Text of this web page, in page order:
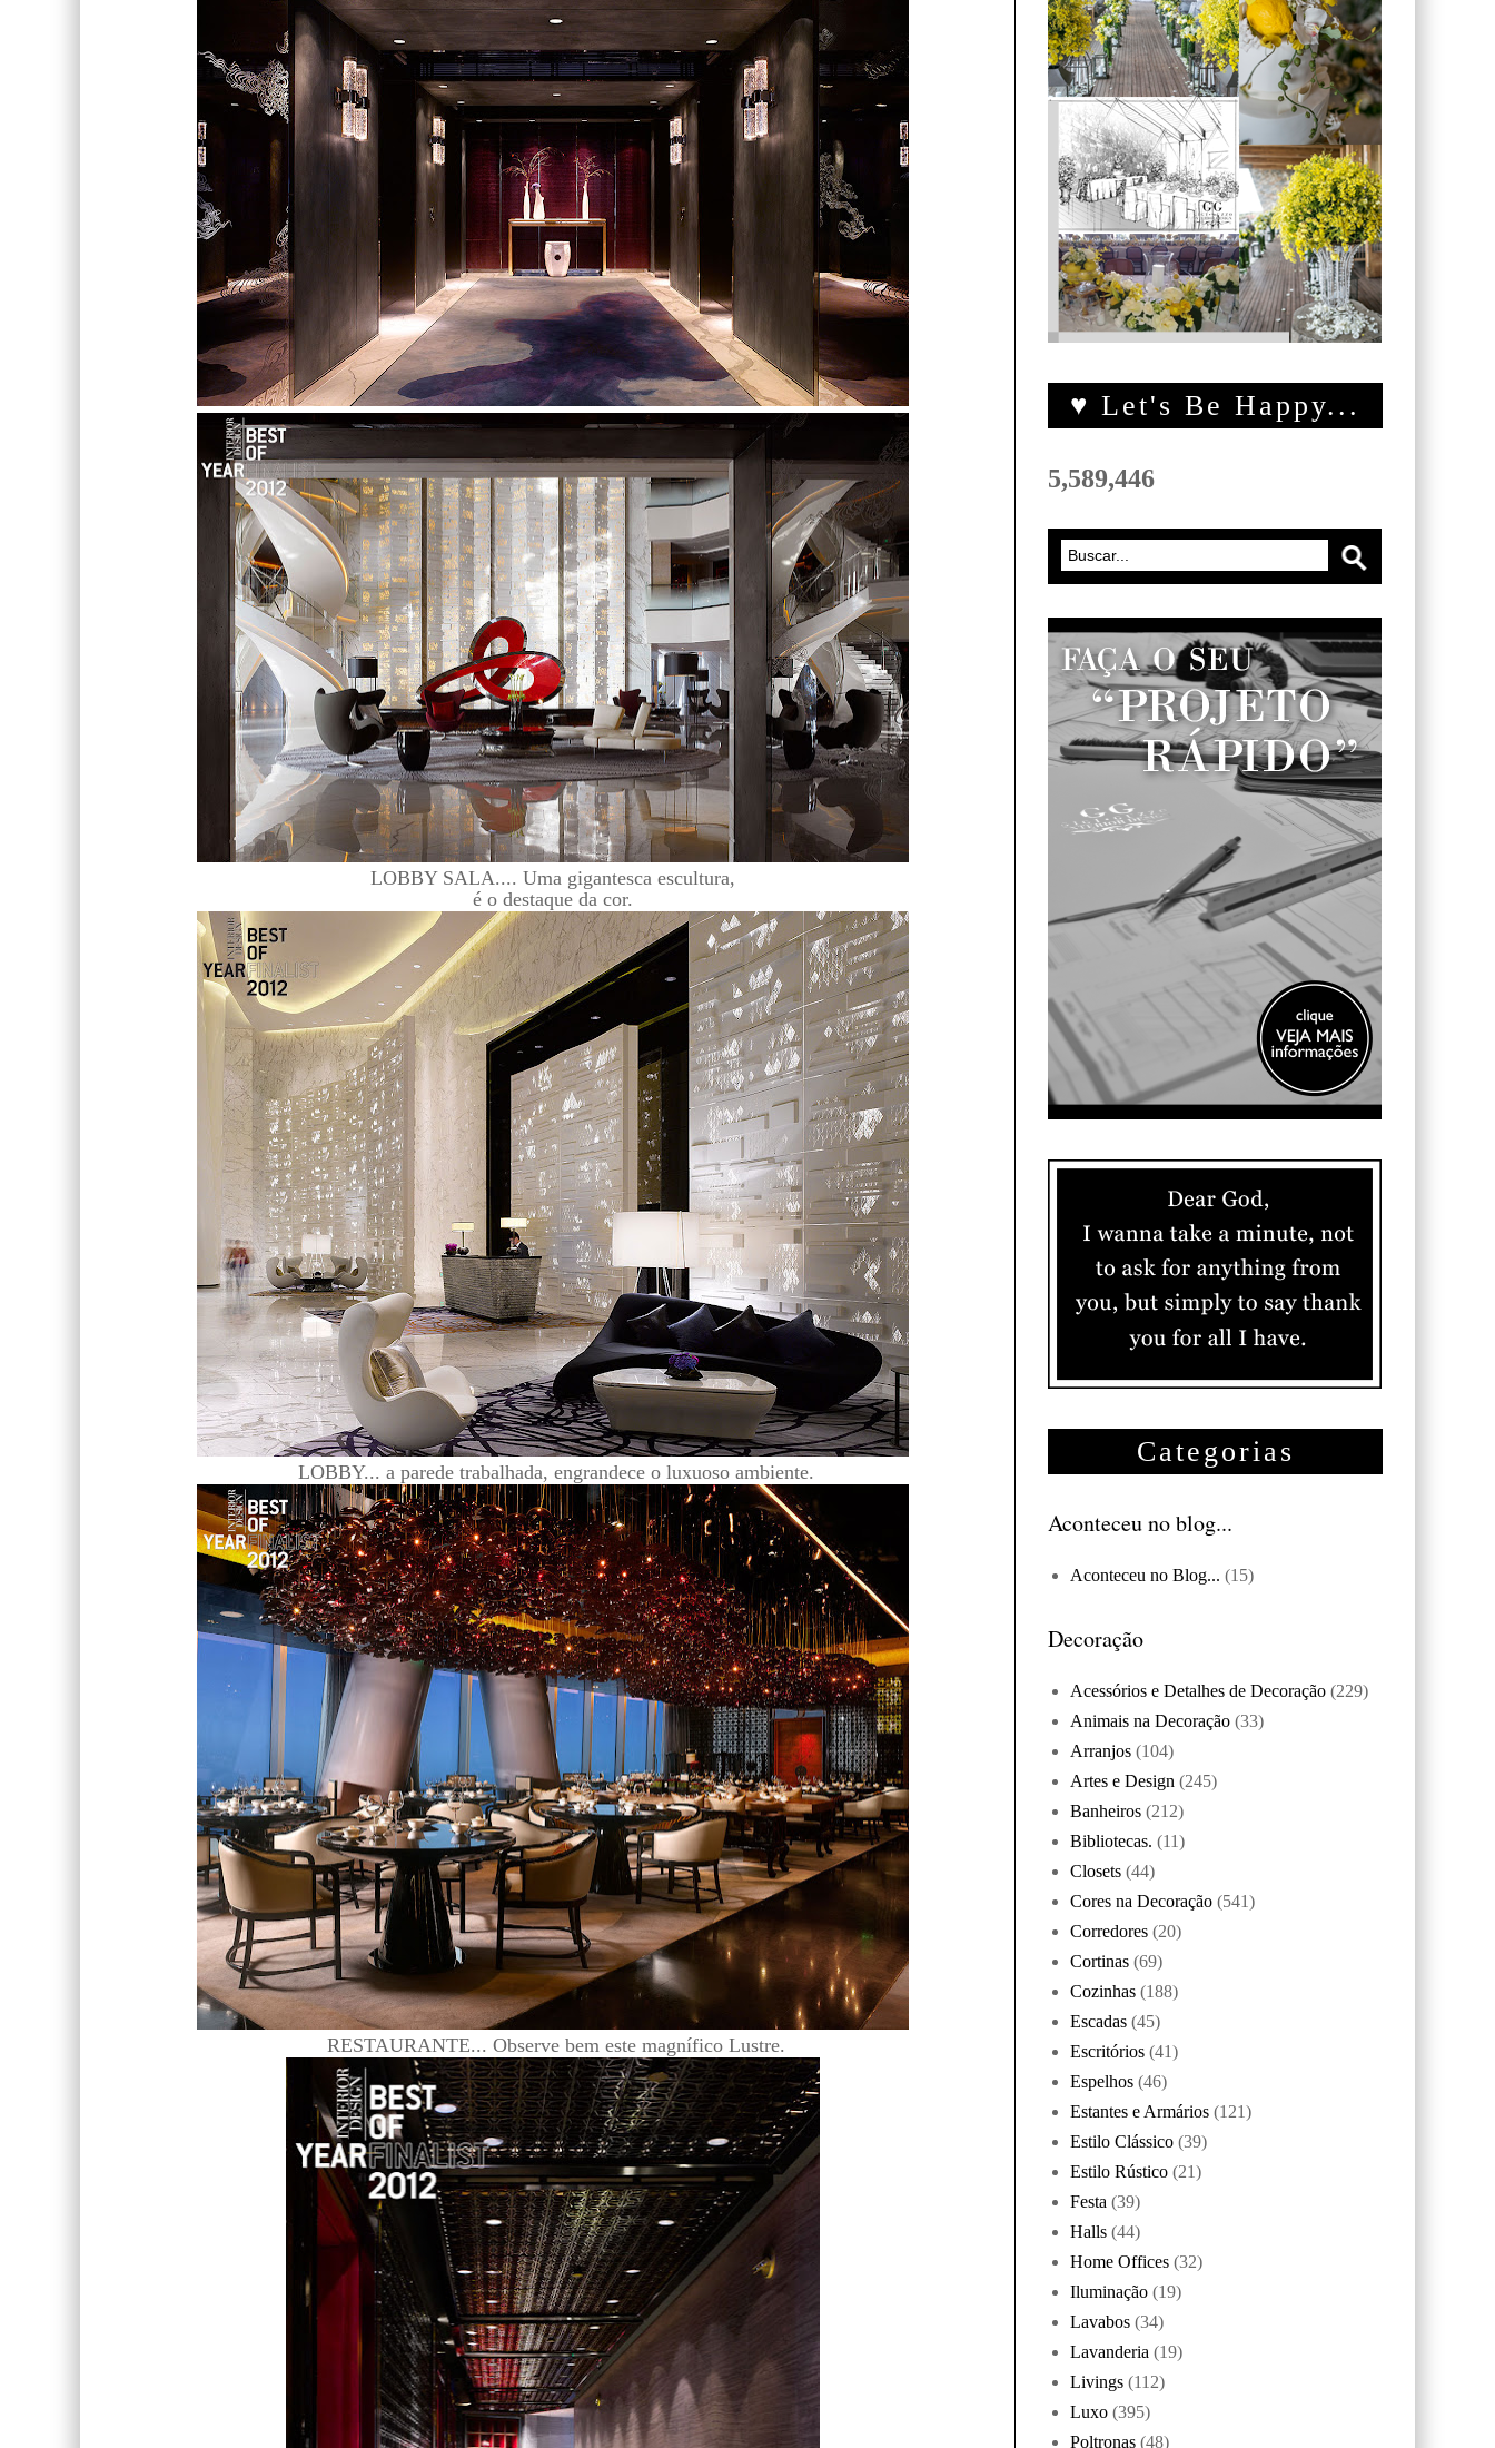
LOBBY SALA.... Uma gigantesca escultura,
é o destaque da cor.
LOBBY... a parede trabalhada, engrandece o luxuoso ambiente.
RESTAURANTE... Observe bem este magnífico Lustre.
♥ Let's Be Happy...
5,589,446
Categorias
Aconteceu no blog...
Aconteceu no Blog... (15)
Decoração
Acessórios e Detalhes de Decoração (229)
Animais na Decoração (33)
Arranjos (104)
Artes e Design (245)
Banheiros (212)
Bibliotecas. (11)
Closets (44)
Cores na Decoração (541)
Corredores (20)
Cortinas (69)
Cozinhas (188)
Escadas (45)
Escritórios (41)
Espelhos (46)
Estantes e Armários (121)
Estilo Clássico (39)
Estilo Rústico (21)
Festa (39)
Halls (44)
Home Offices (32)
Iluminação (19)
Lavabos (34)
Lavanderia (19)
Livings (112)
Luxo (395)
Poltronas (48)